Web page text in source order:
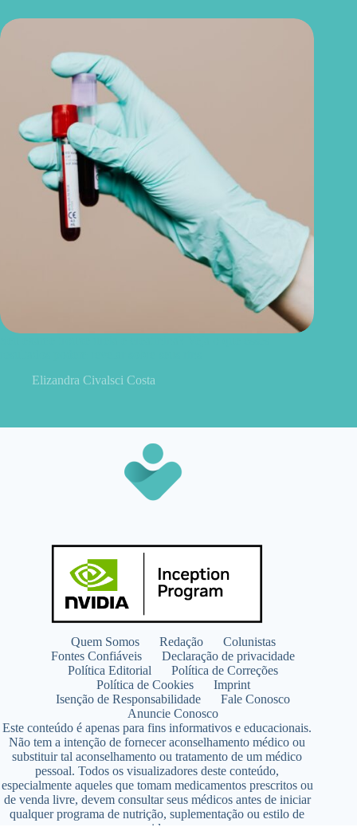
Elizandra Civalsci Costa
Quem Somos Redação
Colunistas
Fontes Confiáveis
Declaração de privacidade
Política Editorial
Política de Correções
Política de Cookies
Imprint
Isenção de Responsabilidade
Fale Conosco
Anuncie Conosco
Este conteúdo é apenas para fins informativos e educacionais.
Não tem a intenção de fornecer aconselhamento médico ou
substituir tal aconselhamento ou tratamento de um médico
pessoal. Todos os visualizadores deste conteúdo,
especialmente aqueles que tomam medicamentos prescritos ou
de venda livre, devem consultar seus médicos antes de iniciar
qualquer programa de nutrição, suplementação ou estilo de
vida.